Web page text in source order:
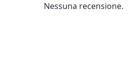
Nessuna recensione.